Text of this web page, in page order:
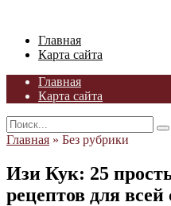
contentГлавная
Карта сайта
Главная
Карта сайта
Search
for:
Главная » Без рубрики
Изи Кук: 25
рецептов для всей